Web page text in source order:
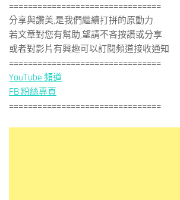
================================
分享與讚美,是我們繼續打拼的原動力.
若文章對您有幫助,望請不吝按讚或分享.
或者對影片有興趣可以訂閱頻道接收通知
================================
YouTube 頻道
FB 粉絲專頁
================================